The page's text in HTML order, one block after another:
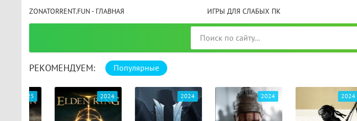
ZONATORRENT.FUN - ГЛАВНАЯ ИГРЫ ДЛЯ СЛАБЫХ ПК
РЕКОМЕНДУЕМ: Популярные
2024 2024